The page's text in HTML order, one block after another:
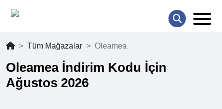
Tüm Mağazalar Oleamea
Oleamea İndirim Kodu İçin
Ağustos 2026